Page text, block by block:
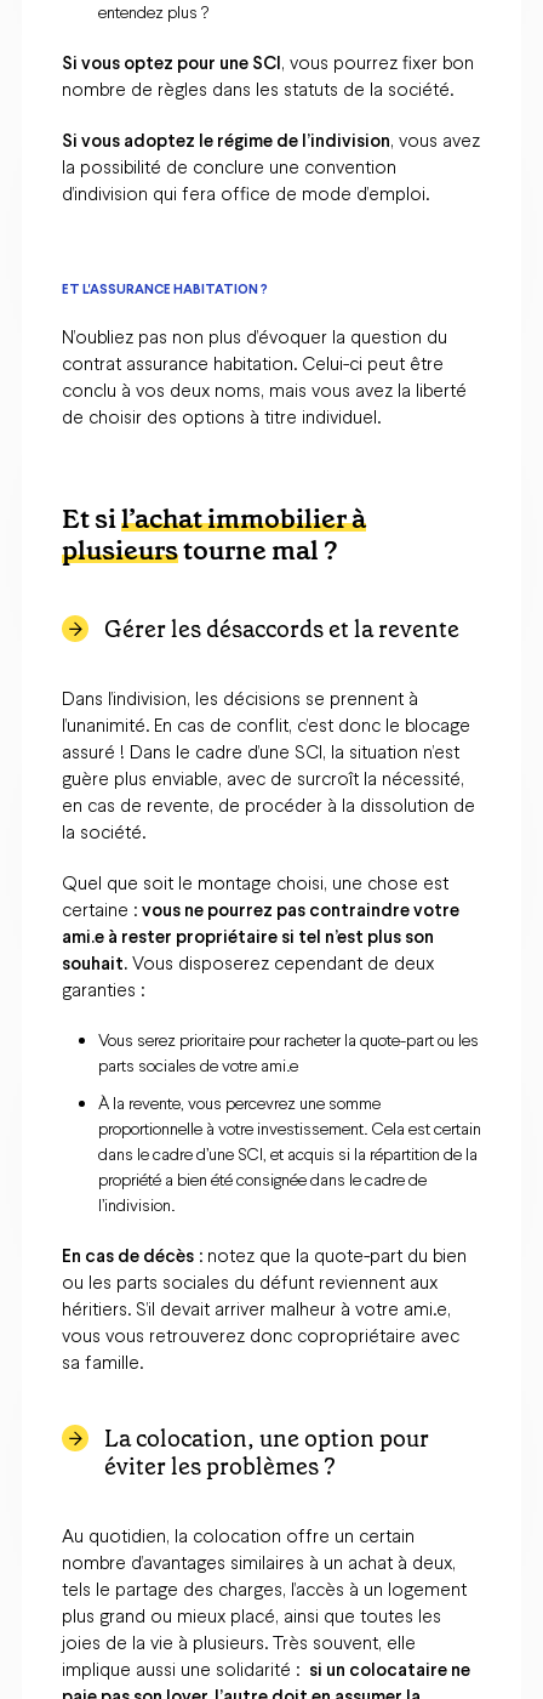
entendez plus ?
Si vous optez pour une SCI, vous pourrez fixer bon
nombre de règles dans les statuts de la société.
Si vous adoptez le régime de l’indivision, vous avez
la possibilité de conclure une convention
d’indivision qui fera office de mode d’emploi.
ET L'ASSURANCE HABITATION ?
N’oubliez pas non plus d’évoquer la question du
contrat assurance habitation. Celui-ci peut être
conclu à vos deux noms, mais vous avez la liberté
de choisir des options à titre individuel.
Et sil’achat immobilier à
plusieurstourne mal ?
Gérer les désaccords et la revente
Dans l’indivision, les décisions se prennent à
l’unanimité. En cas de conflit, c’est donc le blocage
assuré ! Dans le cadre d’une SCI, la situation n’est
guère plus enviable, avec de surcroît la nécessité,
en cas de revente, de procéder à la dissolution de
la société.
Quel que soit le montage choisi, une chose est
certaine : vous ne pourrez pas contraindre votre
ami.e à rester propriétaire si tel n’est plus son
souhait.Vous disposerez cependant de deux
garanties :
Vous serez prioritaire pour racheter la quote-part ou les
parts sociales de votre ami.e
À la revente, vous percevrez une somme
proportionnelle à votre investissement. Cela est certain
dans le cadre d’une SCI, et acquis si la répartition de la
propriété a bien été consignée dans le cadre de
l’indivision.
En cas de décès: notez que la quote-part du bien
ou les parts sociales du défunt reviennent aux
héritiers. S’il devait arriver malheur à votre ami.e,
vous vous retrouverez donc copropriétaire avec
sa famille.
La colocation, une option pour
éviter les problèmes ?
Au quotidien, la colocation offre un certain
nombre d’avantages similaires à un achat à deux,
tels le partage des charges, l’accès à un logement
plus grand ou mieux placé, ainsi que toutes les
joies de la vie à plusieurs. Très souvent, elle
implique aussi une solidarité : si un colocataire ne